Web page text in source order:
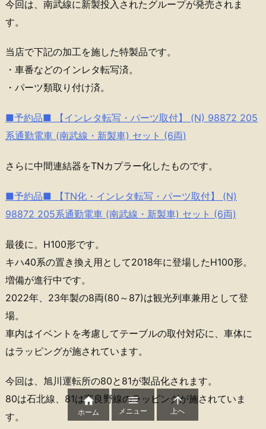
今回は、南武線に新製投入されたグループが発売されま
す。
当店で下記の加工を施した特製品です。
・車番などのインレタ転写済。
・パーツ類取り付け済。
■予約品■ 【インレタ転写・パーツ取付】 (N) 98872 205
系通勤電車 (南武線・新製車) セット (6両)
さらに中間連結器をTNカプラー化したものです。
■予約品■ 【TN化・インレタ転写・パーツ取付】 (N)
98872 205系通勤電車 (南武線・新製車) セット (6両)
最後に。H100形です。
キハ40系の置き換え用として2018年に登場したH100形。
増備が進行中です。
2022年、23年製の8両(80～87)は観光列車兼用として登
場。
車内はイベントを考慮してテーブルの取付対応に、車体に
はラッピングが施されています。
今回は、旭川運転所の80と81が製品化されます。
80は石北線、81は富良野線のラッピングが施されていま
す。

ホーム

メニュー

上へ